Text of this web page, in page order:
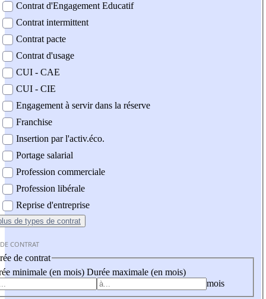
Contrat d'Engagement Educatif
Contrat intermittent
Contrat pacte
Contrat d'usage
CUI - CAE
CUI - CIE
Engagement à servir dans la réserve
Franchise
Insertion par l'activ.éco.
Portage salarial
Profession commerciale
Profession libérale
Reprise d'entreprise
de types de contrat
CONTRAT
de contrat
minimale (en mois) Durée maximale (en mois)
mois